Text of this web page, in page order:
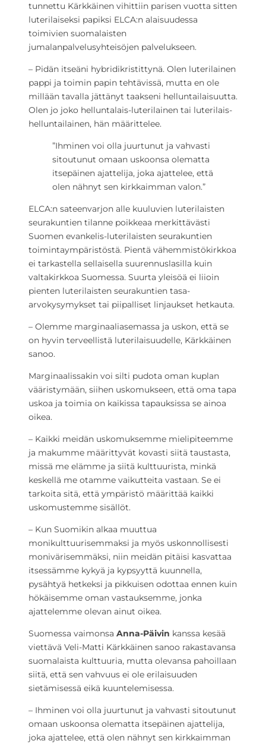
tunnettu Kärkkäinen vihittiin parisen vuotta sitten
luterilaiseksi papiksi ELCA:n alaisuudessa
toimivien suomalaisten
jumalanpalvelusyhteisöjen palvelukseen.
– Pidän itseäni hybridikristittynä. Olen luterilainen
pappi ja toimin papin tehtävissä, mutta en ole
millään tavalla jättänyt taakseni helluntailaisuutta.
Olen jo joko helluntalais-luterilainen tai luterilais-
helluntailainen, hän määrittelee.
”Ihminen voi olla juurtunut ja vahvasti
sitoutunut omaan uskoonsa olematta
itsepäinen ajattelija, joka ajattelee, että
olen nähnyt sen kirkkaimman valon.”
ELCA:n sateenvarjon alle kuuluvien luterilaisten
seurakuntien tilanne poikkeaa merkittävästi
Suomen evankelis-luterilaisten seurakuntien
toimintaympäristöstä. Pientä vähemmistökirkkoa
ei tarkastella sellaisella suurennuslasilla kuin
valtakirkkoa Suomessa. Suurta yleisöä ei liioin
pienten luterilaisten seurakuntien tasa-
arvokysymykset tai piipalliset linjaukset hetkauta.
– Olemme marginaaliasemassa ja uskon, että se
on hyvin terveellistä luterilaisuudelle, Kärkkäinen
sanoo.
Marginaalissakin voi silti pudota oman kuplan
vääristymään, siihen uskomukseen, että oma tapa
uskoa ja toimia on kaikissa tapauksissa se ainoa
oikea.
– Kaikki meidän uskomuksemme mielipiteemme
ja makumme määrittyvät kovasti siitä taustasta,
missä me elämme ja siitä kulttuurista, minkä
keskellä me otamme vaikutteita vastaan. Se ei
tarkoita sitä, että ympäristö määrittää kaikki
uskomustemme sisällöt.
– Kun Suomikin alkaa muuttua
monikulttuurisemmaksi ja myös uskonnollisesti
monivärisemmäksi, niin meidän pitäisi kasvattaa
itsessämme kykyä ja kypsyyttä kuunnella,
pysähtyä hetkeksi ja pikkuisen odottaa ennen kuin
hökäisemme oman vastauksemme, jonka
ajattelemme olevan ainut oikea.
Suomessa vaimonsa Anna-Päivin kanssa kesää
viettävä Veli-Matti Kärkkäinen sanoo rakastavansa
suomalaista kulttuuria, mutta olevansa pahoillaan
siitä, että sen vahvuus ei ole erilaisuuden
sietämisessä eikä kuuntelemisessa.
– Ihminen voi olla juurtunut ja vahvasti sitoutunut
omaan uskoonsa olematta itsepäinen ajattelija,
joka ajattelee, että olen nähnyt sen kirkkaimman